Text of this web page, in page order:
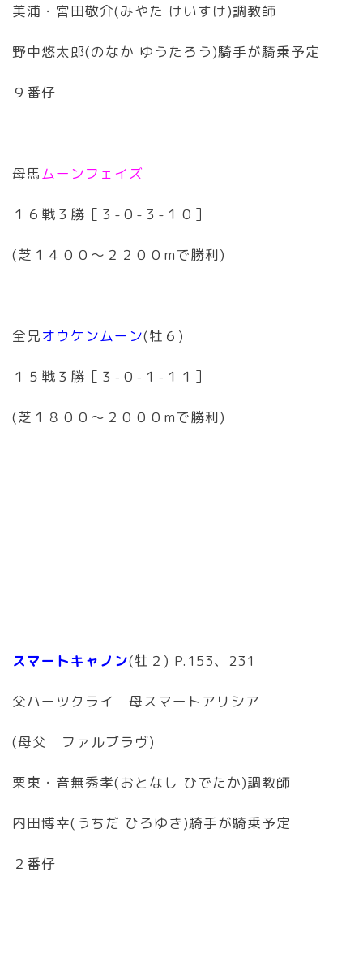
美浦・宮田敬介(みやた けいすけ)調教師
野中悠太郎(のなか ゆうたろう)騎手が騎乗予定
９番仔
母馬ムーンフェイズ
１６戦３勝［３-０-３-１０］
(芝１４００〜２２００mで勝利)
全兄オウケンムーン(牡６)
１５戦３勝［３-０-１-１１］
(芝１８００〜２０００mで勝利)
スマートキャノン(牡２) P.153、231
父ハーツクライ 母スマートアリシア
(母父 ファルブラヴ)
栗東・音無秀孝(おとなし ひでたか)調教師
内田博幸(うちだ ひろゆき)騎手が騎乗予定
２番仔